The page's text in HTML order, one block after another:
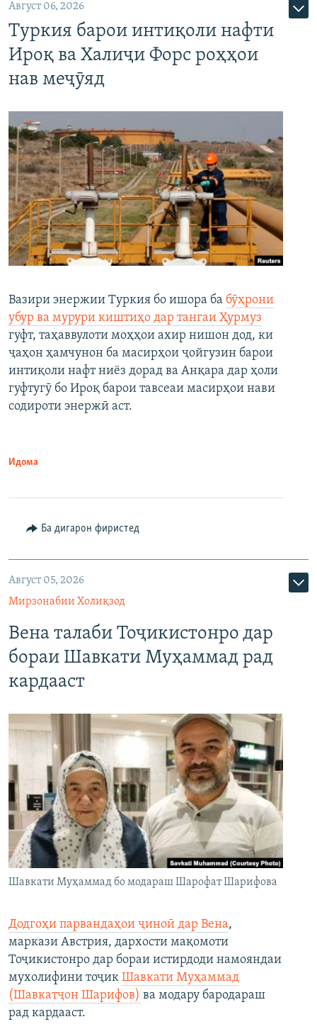
Август 06, 2026
Туркия барои интиқоли нафти
Ироқ ва Халиҷи Форс роҳҳои
нав меҷӯяд
Вазири энержии Туркия бо ишора ба бӯҳрони
убур ва мурури киштиҳо дар тангаи Ҳурмуз
гуфт, таҳаввулоти моҳҳои ахир нишон дод, ки
ҷаҳон ҳамчунон ба масирҳои ҷойгузин барои
интиқоли нафт ниёз дорад ва Анқара дар ҳоли
гуфтугӯ бо Ироқ барои тавсеаи масирҳои нави
содироти энержӣ аст.
Идома
Ба дигарон фиристед
Август 05, 2026
Мирзонабии Холиқзод
Вена талаби Тоҷикистонро дар
бораи Шавкати Муҳаммад рад
кардааст
Шавкати Муҳаммад бо модараш Шарофат Шарифова
Додгоҳи парвандаҳои ҷиноӣ дар Вена,
маркази Австрия, дархости мақомоти
Тоҷикистонро дар бораи истирдоди намояндаи
мухолифини тоҷик Шавкати Муҳаммад
(Шавкатҷон Шарифов) ва модару бародараш
рад кардааст.